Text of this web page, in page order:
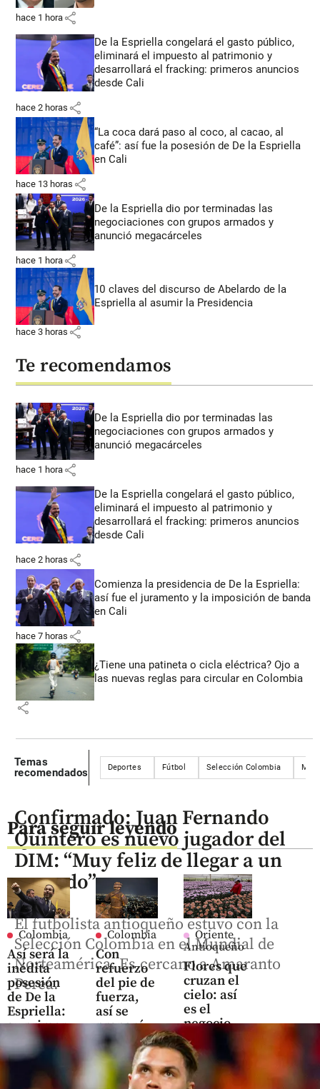
hace 1 hora share
De la Espriella congelará el gasto público,
eliminará el impuesto al patrimonio y
desarrollará el fracking: primeros anuncios
desde Cali
hace 2 horas share
“La coca dará paso al coco, al cacao, al
café”: así fue la posesión de De la Espriella
en Cali
hace 13 horas share
De la Espriella dio por terminadas las
negociaciones con grupos armados y
anunció megacárceles
hace 1 hora share
10 claves del discurso de Abelardo de la
Espriella al asumir la Presidencia
hace 3 horas share
Te recomendamos
De la Espriella dio por terminadas las
negociaciones con grupos armados y
anunció megacárceles
hace 1 hora share
De la Espriella congelará el gasto público,
eliminará el impuesto al patrimonio y
desarrollará el fracking: primeros anuncios
desde Cali
hace 2 horas share
Comienza la presidencia de De la Espriella:
así fue el juramento y la imposición de banda
en Cali
hace 7 horas share
¿Tiene una patineta o cicla eléctrica? Ojo a
las nuevas reglas para circular en Colombia
share
Temas
recomendados
Deportes Fútbol Selección Colombia
Para seguir leyendo
Colombia
Así será la
inédita
posesión
de De la
Espriella:
su primer
discurso
será
cantón
Colombia
Con
refuerzo
del pie de
fuerza,
así se
preparó
Cali para
la
posesión
de De la
Oriente
Antioqueño
Flores que
cruzan el
cielo: así
es el
negocio
que mueve
US$ 380
millones
en el
Confirmado: Juan Fernando
Quintero es nuevo jugador del
DIM: “Muy feliz de llegar a un
acuerdo”
El futbolista antioqueño estuvo con la
Selección Colombia en el Mundial de
Norteamérica. Es cercano a Amaranto
Perea.